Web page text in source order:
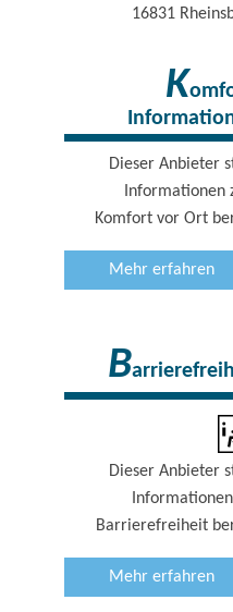
16831
K
Dieser Anbieter
Informationen
Komfort vor Ort
Mehr erfahren
B
Dieser Anbieter
Barrierefreiheit
Mehr erfahren